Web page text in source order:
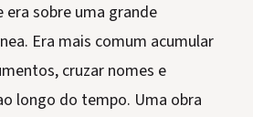
sobre uma grande
Era mais comum acumular
cruzar nomes e
longo do tempo. Uma obra